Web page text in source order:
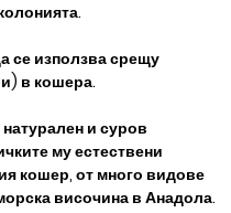
се използва срещу
в кошера.
и суров
му естествени
кошер, от много видове
височина в Анадола.